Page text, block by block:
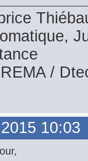
/
10:03